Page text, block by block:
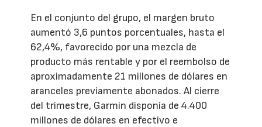
En el conjunto del grupo, el margen bruto
aumentó 3,6 puntos porcentuales, hasta el
62,4%, favorecido por una mezcla de
producto más rentable y por el reembolso de
aproximadamente 21 millones de dólares en
aranceles previamente abonados. Al cierre
del trimestre, Garmin disponía de 4.400
millones de dólares en efectivo e